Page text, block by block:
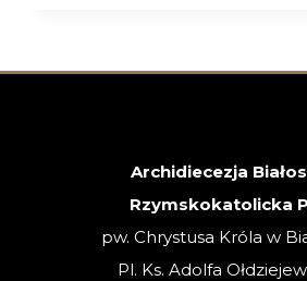
ZWYKŁA
Archidiecezja
Rzymskokatolicka
pw. Chrystusa Króla w
Pl. Ks. Adolfa